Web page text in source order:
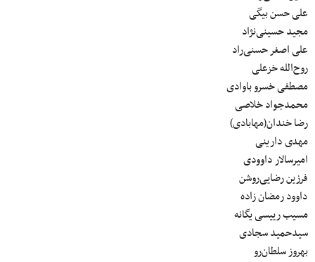
علی حسن بیگی
مجید حسینی‌نژاد
علی اصغر حسنی‌راد
روح‌الله خزعلی
مصطفی خسرو باوادی
محمدجواد خلاصی
رضا خندان(مهابادی)
مهدی دارینی
امیرسالار داوودی
فرزین رضایی‌روشن
داوود رمضان زاده
مسیب رییسی یگانه
سیدحمید سجادی
بهروز سلطان‌رو